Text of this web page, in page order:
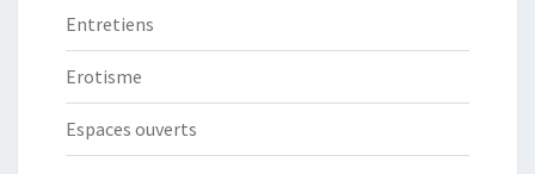
Entretiens
Erotisme
Espaces ouverts